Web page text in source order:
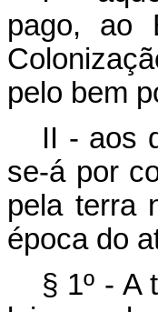
pago, ao
pelo bem
II - aos
se-á por
pela terra
época do
§ 1º - A